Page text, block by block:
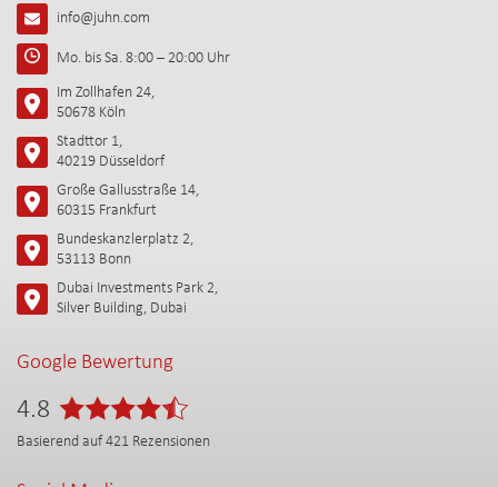
info@juhn.com
Mo. bis Sa. 8:00 – 20:00 Uhr
Im Zollhafen 24,
50678 Köln
Stadttor 1,
40219 Düsseldorf
Große Gallusstraße 14,
60315 Frankfurt
Bundeskanzlerplatz 2,
53113 Bonn
Dubai Investments Park 2,
Silver Building, Dubai
Google Bewertung
4.8
Basierend auf 421 Rezensionen